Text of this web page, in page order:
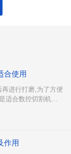
合使用
进行打磨,为了方便
适合数控切割机下
作用